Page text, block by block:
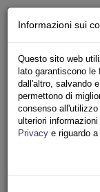
UNIONE
Informazioni sui
Questo sito web
lato garantiscono
dall'altro, salvando
permettono di
consenso
ulteriori
Privacy e riguardo